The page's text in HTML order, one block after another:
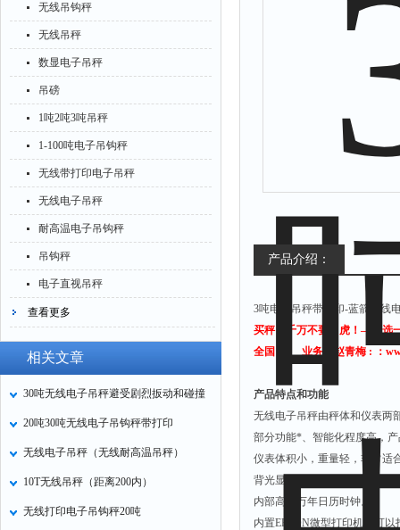
无线吊钩秤
无线吊秤
数显电子吊秤
吊磅
1吨2吨3吨吊秤
1-100吨电子吊钩秤
无线带打印电子吊秤
无线电子吊秤
耐高温电子吊钩秤
吊钩秤
电子直视吊秤
查看更多
相关文章
30吨无线电子吊秤避受剧烈扳动和碰撞
20吨30吨无线电子吊钩秤带打印
无线电子吊秤（无线耐高温吊秤）
10T无线吊秤（距离200内）
无线打印电子吊钩秤20吨
产品介绍：
3吨电子吊秤带打印-蓝箭无线
买秤？千万不要马虎！——选
全国： 业务：赵青梅 : ：
产品特点和功能
无线电子吊秤由秤体和仪表两
部分功能*、智能化程度高，
仪表体积小，重量轻，非常适
背光显示，白天晚上清晰可见
内部高有万年日历时钟。
内置EPSON微型打印机，可以